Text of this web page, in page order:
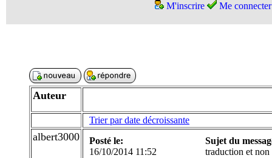
M'inscrire Me connecter
Auteur
Trier par date décroissante
albert3000
Posté le:
16/10/2014 11:52
Sujet du
traduction et